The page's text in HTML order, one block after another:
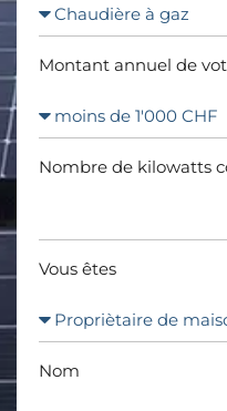
Montant annuel de
Nombre de kilowatts
Vous êtes
Nom